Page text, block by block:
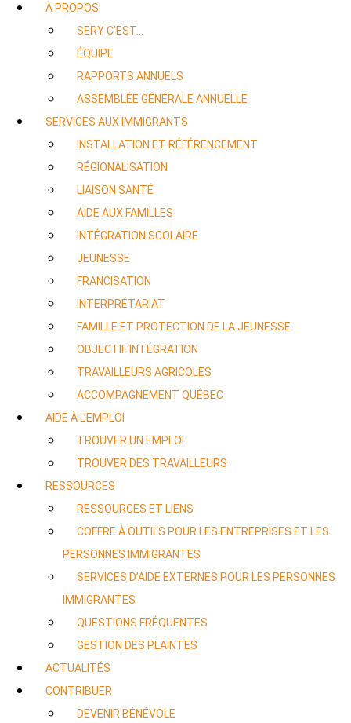
À PROPOS
SERY C’EST…
ÉQUIPE
RAPPORTS ANNUELS
ASSEMBLÉE GÉNÉRALE ANNUELLE
SERVICES AUX IMMIGRANTS
INSTALLATION ET RÉFÉRENCEMENT
RÉGIONALISATION
LIAISON SANTÉ
AIDE AUX FAMILLES
INTÉGRATION SCOLAIRE
JEUNESSE
FRANCISATION
INTERPRÉTARIAT
FAMILLE ET PROTECTION DE LA JEUNESSE
OBJECTIF INTÉGRATION
TRAVAILLEURS AGRICOLES
ACCOMPAGNEMENT QUÉBEC
AIDE À L’EMPLOI
TROUVER UN EMPLOI
TROUVER DES TRAVAILLEURS
RESSOURCES
RESSOURCES ET LIENS
COFFRE À OUTILS POUR LES ENTREPRISES ET LES
PERSONNES IMMIGRANTES
SERVICES D’AIDE EXTERNES POUR LES PERSONNES
IMMIGRANTES
QUESTIONS FRÉQUENTES
GESTION DES PLAINTES
ACTUALITÉS
CONTRIBUER
DEVENIR BÉNÉVOLE